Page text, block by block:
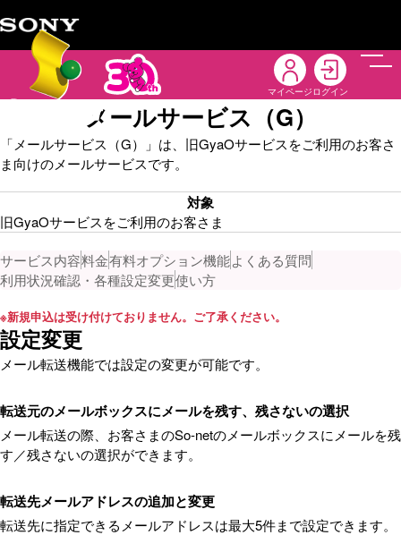
マイページ ログイン
メニ
メールサービス（G）
「メールサービス（G）」は、旧GyaOサービスをご利用のお客さ
ま向けのメールサービスです。
対象
旧GyaOサービスをご利用のお客さま
サービス内容料金有料オプション機能よくある質問
利用状況確認・各種設定変更使い方
※新規申込は受け付けておりません。ご了承ください。
設定変更
メール転送機能では設定の変更が可能です。
転送元のメールボックスにメールを残す、残さないの選択
メール転送の際、お客さまのSo-netのメールボックスにメールを残
す／残さないの選択ができます。
転送先メールアドレスの追加と変更
転送先に指定できるメールアドレスは最大5件まで設定できます。